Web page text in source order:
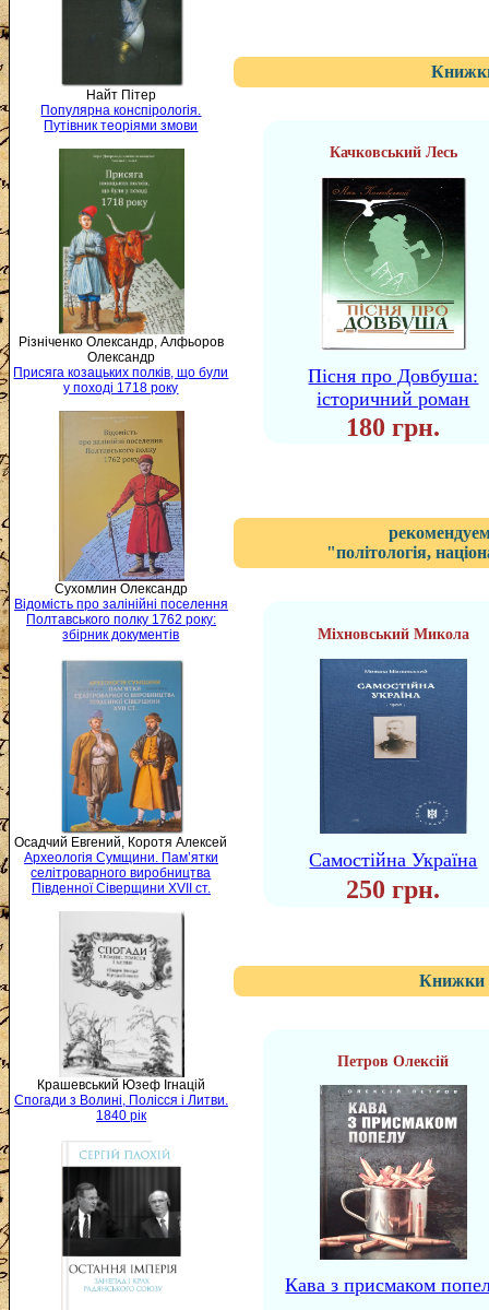
Найт Пітер
Популярна конспірологія.
Путівник теоріями змови
Різніченко Олександр, Алфьоров
Олександр
Присяга козацьких полків, що були
у поході 1718 року
Сухомлин Олександр
Відомість про залінійні поселення
Полтавського полку 1762 року:
збірник документів
Осадчий Евгений, Коротя Алексей
Археологія Сумщини. Пам’ятки
селітроварного виробництва
Південної Сіверщини XVII ст.
Крашевський Юзеф Ігнацій
Спогади з Волині, Полісся і Литви.
1840 рік
Качковський Лесь
Пісня про Довбуша:
історичний роман
180 грн.
"політологія,
Міхновський Микола
Самостійна Україна
250 грн.
Книжки
Петров Олексій
Кава з присмаком